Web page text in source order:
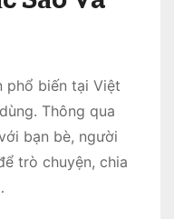
phổ biến tại Việt
Thông qua
bạn bè, người
trò chuyện, chia